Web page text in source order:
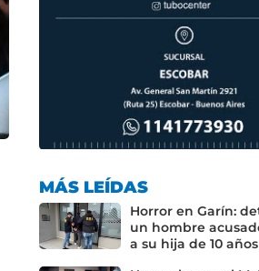
MÁS LEÍDAS
Horror en Garín:
un hombre
a su hija de 10 años